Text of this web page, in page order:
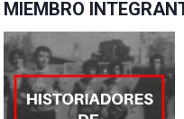
MIEMBRO